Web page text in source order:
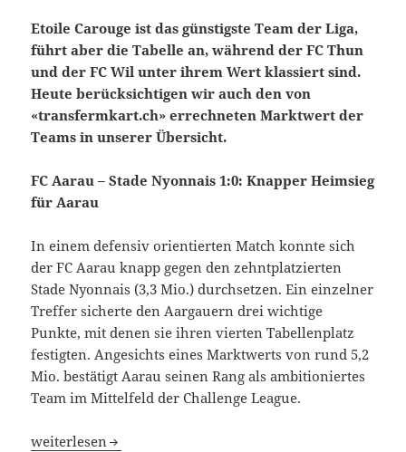
Etoile Carouge ist das günstigste Team der Liga,
führt aber die Tabelle an, während der FC Thun
und der FC Wil unter ihrem Wert klassiert sind.
Heute berücksichtigen wir auch den von
«transfermkart.ch» errechneten Marktwert der
Teams in unserer Übersicht.
FC Aarau – Stade Nyonnais 1:0: Knapper Heimsieg
für Aarau
In einem defensiv orientierten Match konnte sich
der FC Aarau knapp gegen den zehntplatzierten
Stade Nyonnais (3,3 Mio.) durchsetzen. Ein einzelner
Treffer sicherte den Aargauern drei wichtige
Punkte, mit denen sie ihren vierten Tabellenplatz
festigten. Angesichts eines Marktwerts von rund 5,2
Mio. bestätigt Aarau seinen Rang als ambitioniertes
Team im Mittelfeld der Challenge League.
Mit Etoile Carouge führt das günstigste Team, FC Thun
weiterlesen